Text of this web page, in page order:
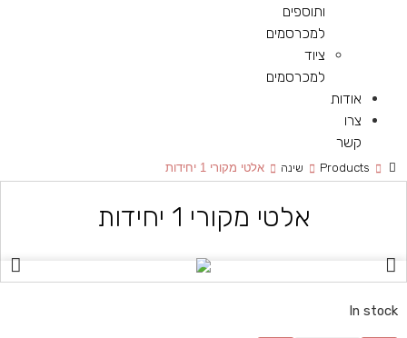
ותוספים
למכרסמים
ציוד
למכרסמים
אודות
צרו
קשר
Products שינה אלטי מקורי 1 יחידות
אלטי מקורי 1 יחידות
In stock